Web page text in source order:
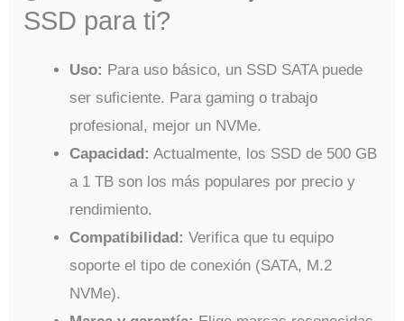
SSD para ti?
Uso: Para uso básico, un SSD SATA puede
ser suficiente. Para gaming o trabajo
profesional, mejor un NVMe.
Capacidad: Actualmente, los SSD de 500 GB
a 1 TB son los más populares por precio y
rendimiento.
Compatibilidad: Verifica que tu equipo
soporte el tipo de conexión (SATA, M.2
NVMe).